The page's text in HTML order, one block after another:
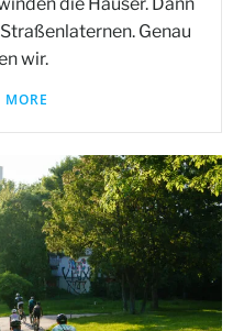
Genau
wir.
MORE